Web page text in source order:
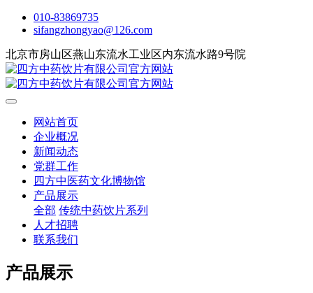
010-83869735
sifangzhongyao@126.com
北京市房山区燕山东流水工业区内东流水路9号院
网站首页
企业概况
新闻动态
党群工作
四方中医药文化博物馆
产品展示
全部 传统中药饮片系列
人才招聘
联系我们
产品展示